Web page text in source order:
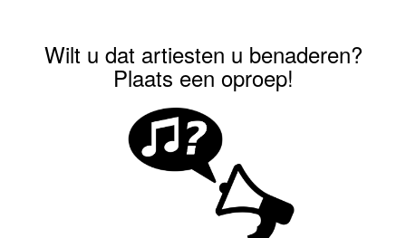
Wilt u dat artiesten u benaderen?
Plaats een oproep!